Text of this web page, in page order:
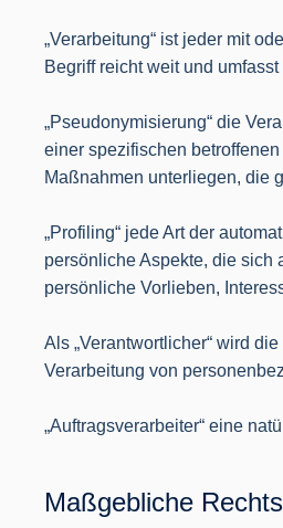
„Verarbeitung“ ist jeder mit
Begriff reicht weit und
„Pseudonymisierung“ die
einer spezifischen
Maßnahmen unterliegen, die
„Profiling“ jede Art der
persönliche Aspekte, die sich
persönliche Vorlieben,
Als „Verantwortlicher“ wird
Verarbeitung von
„Auftragsverarbeiter“ eine
Maßgebliche